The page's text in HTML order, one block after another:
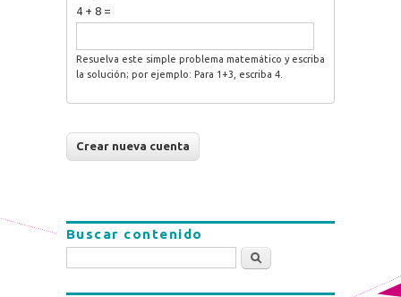
4 + 8 =
Resuelva este simple problema matemático y escriba
la solución; por ejemplo: Para 1+3, escriba 4.
Buscar contenido
Buscar